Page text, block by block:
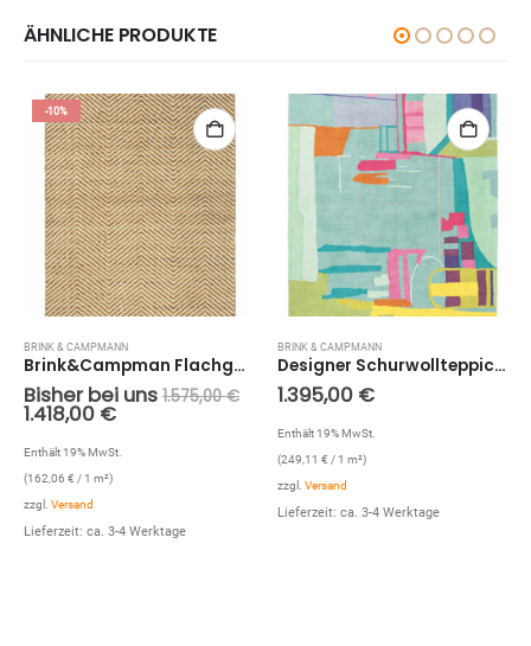
ÄHNLICHE PRODUKTE
-10%
BRINK & CAMPMANN
Brink&Campman Flachgewebe Teppich Atelier Twill (Ocker; 250 x 350 cm)
Bisher bei uns 1.575,00€
1.418,00 €
Enthält 19% MwSt.
(162,06 € / 1 m²)
zzgl. Versand
Lieferzeit: ca. 3-4 Werktage
BRINK & CAMPMANN
Designer Schurwollteppich Amal 19707 (Bunt; 200 x 280 cm)
1.395,00 €
Enthält 19% MwSt.
(249,11 € / 1 m²)
zzgl. Versand
Lieferzeit: ca. 3-4 Werktage